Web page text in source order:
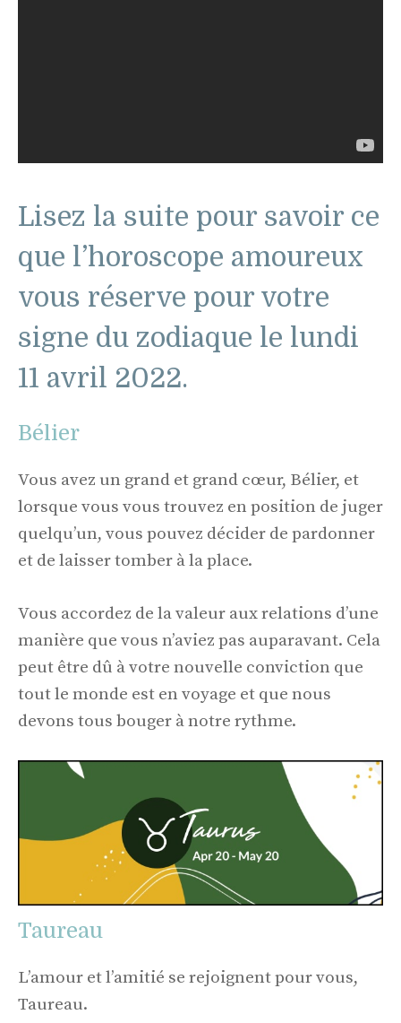
Lisez la suite pour savoir ce
que l’horoscope amoureux
vous réserve pour votre
signe du zodiaque le lundi
11 avril 2022.
Bélier
Vous avez un grand et grand cœur, Bélier, et
lorsque vous vous trouvez en position de juger
quelqu’un, vous pouvez décider de pardonner
et de laisser tomber à la place.
Vous accordez de la valeur aux relations d’une
manière que vous n’aviez pas auparavant. Cela
peut être dû à votre nouvelle conviction que
tout le monde est en voyage et que nous
devons tous bouger à notre rythme.
Taureau
L’amour et l’amitié se rejoignent pour vous,
Taureau.